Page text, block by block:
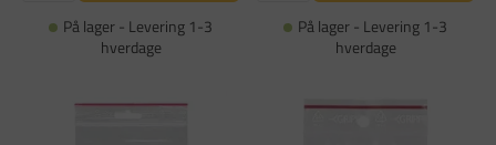
På lager - Levering 1-3
hverdage
På lager - Levering 1-3
hverdage